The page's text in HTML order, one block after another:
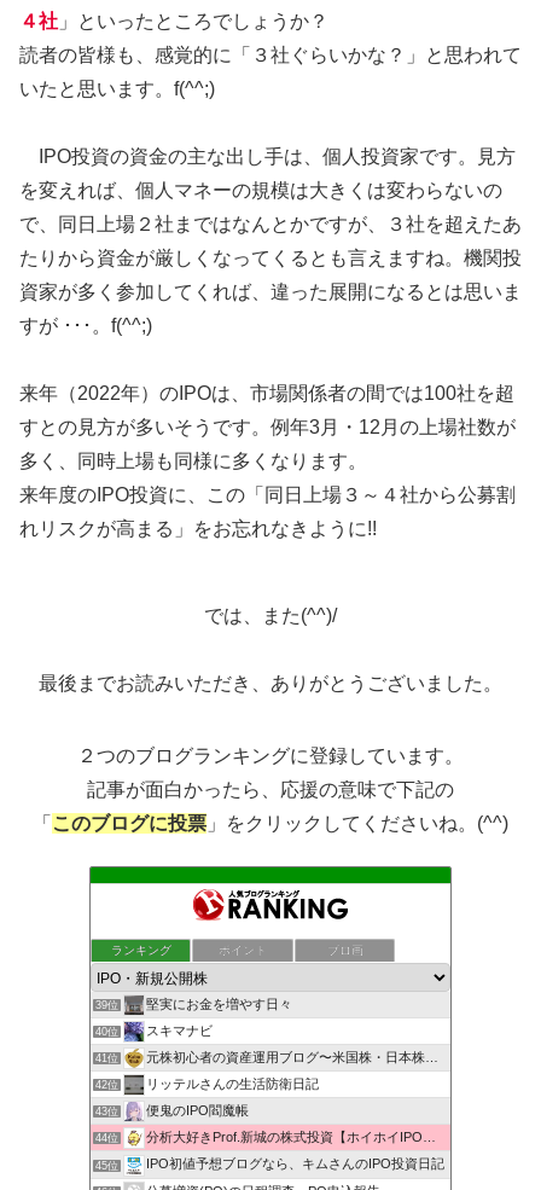
４社 」といったところでしょうか？
読者の皆様も、感覚的に「３社ぐらいかな？」と思われて
いたと思います。f(^^;)
IPO投資の資金の主な出し手は、個人投資家です。見方
を変えれば、個人マネーの規模は大きくは変わらないの
で、同日上場２社まではなんとかですが、３社を超えたあ
たりから資金が厳しくなってくるとも言えますね。機関投
資家が多く参加してくれば、違った展開になるとは思いま
すが ･･･。f(^^;)
来年（2022年）のIPOは、市場関係者の間では100社を超
すとの見方が多いそうです。例年3月・12月の上場社数が
多く、同時上場も同様に多くなります。
来年度のIPO投資に、この「同日上場３～４社から公募割
れリスクが高まる」をお忘れなきように!!
では、また(^^)/
最後までお読みいただき、ありがとうございました。
２つのブログランキングに登録しています。
記事が面白かったら、応援の意味で下記の
「 このブログに投票 」をクリックしてくださいね。(^^)
ランキング ポイント ブロ画
37位 もんきち雑貨店投資日記
38位 株マニュアル まったり資産運用
39位 堅実にお金を増やす日々
40位 スキマナビ
41位 元株初心者の資産運用ブログ〜米国株・日本株・IPO株投資
42位 リッテルさんの生活防衛日記
43位 便鬼のIPO閻魔帳
44位 分析大好きProf.新城の株式投資【ホイホイIPO投資術】
45位 IPO初値予想ブログなら、キムさんのIPO投資日記